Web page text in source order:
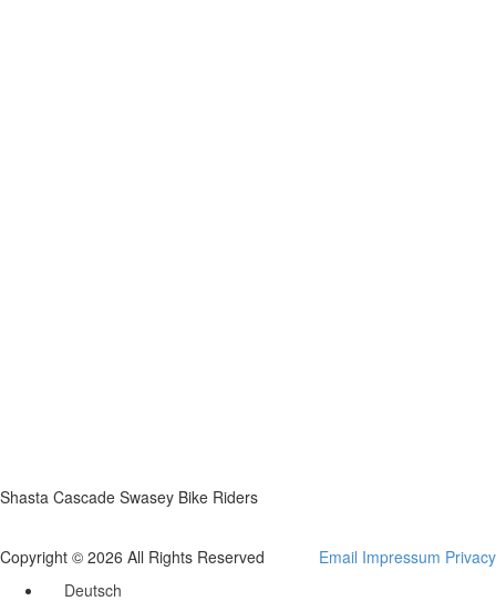
Shasta Cascade Swasey Bike Riders
Copyright © 2026 All Rights Reserved Email Impressum Privacy
Deutsch